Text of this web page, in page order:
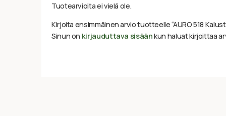
Tuotearvioita ei vielä ole.
Kirjoita ensimmäinen arvio tuotteelle “AURO 518
Sinun on kirjauduttava sisäänkun haluat kirjoittaa